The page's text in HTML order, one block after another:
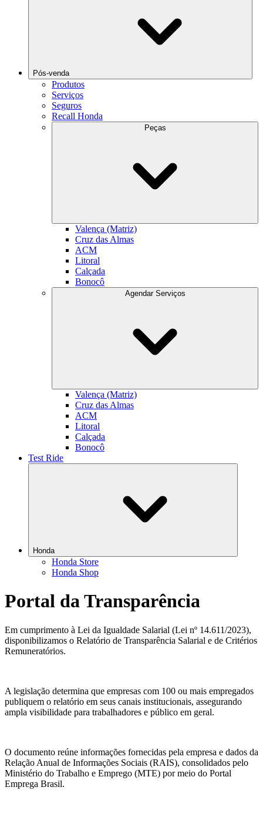
Pós-venda
Produtos
Serviços
Seguros
Recall Honda
Valença (Matriz)
Cruz das Almas
ACM
Litoral
Calçada
Bonocô
Valença (Matriz)
Cruz das Almas
ACM
Litoral
Calçada
Bonocô
Test Ride
Honda
Honda Store
Honda Shop
Portal da Transparência
Em cumprimento à Lei da Igualdade Salarial (Lei nº 14.611/2023),
disponibilizamos o Relatório de Transparência Salarial e de Critérios
Remuneratórios.
A legislação determina que empresas com 100 ou mais empregados
publiquem o relatório em seus canais institucionais, assegurando
ampla visibilidade para trabalhadores e público em geral.
O documento reúne informações fornecidas pela empresa e dados da
Relação Anual de Informações Sociais (RAIS), consolidados pelo
Ministério do Trabalho e Emprego (MTE) por meio do Portal
Emprega Brasil.